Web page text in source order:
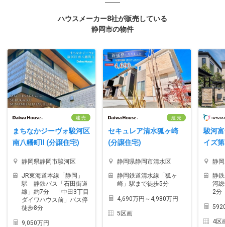
ハウスメーカー8社が販売している
静岡市の物件
建 売
まちなかジーヴォ駿河区
南八幡町II (分譲住宅)
静岡県静岡市駿河区
JR東海道本線「静岡」
駅 静鉄バス「石田街道
線」約7分 「中田3丁目
ダイワハウス前」バス停
徒歩8分
9,050万円
建 売
セキュレア清水狐ヶ崎
(分譲住宅)
静岡県静岡市清水区
静岡鉄道清水線「狐ヶ
崎」駅まで徒歩5分
4,690万円～4,980万円
5区画
駿河
イズ
静
静
河
2分
4区